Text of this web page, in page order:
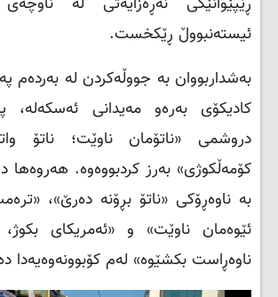
ئیستەنبووڵ ڕێکخست.
بەشداربووان بە جووڵەکردن لە بەردەم
کادیکۆی بەرەو مەیدانی ئەسکەلە،
دروشمی «ناتۆمان ناوێت؛ ناتۆ
کۆمەڵکوژی» بەرز کردبووەوە. هەروەها
بە ناوەڕۆکی «ناتۆ بڕۆنە دەرێ»،
ئێوەمان ناوێت» و «ئەمریکای
ناوەڕاست بکشێوە» لەم کۆبوونەوەیەدا